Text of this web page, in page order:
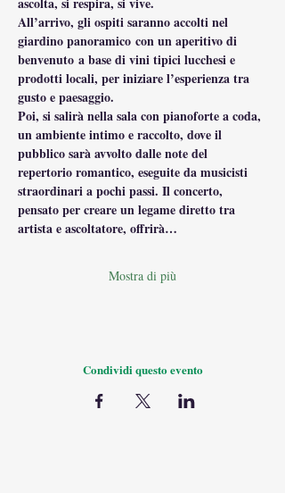
All’arrivo, gli ospiti saranno accolti nel
giardino panoramico con un aperitivo di
benvenuto a base di vini tipici lucchesi e
prodotti locali, per iniziare l’esperienza tra
gusto e paesaggio.
Poi, si salirà nella sala con pianoforte a coda,
un ambiente intimo e raccolto, dove il
pubblico sarà avvolto dalle note del
repertorio romantico, eseguite da musicisti
straordinari a pochi passi. Il concerto,
pensato per creare un legame diretto tra
artista e ascoltatore, offrirà…
Mostra di più
Condividi questo evento